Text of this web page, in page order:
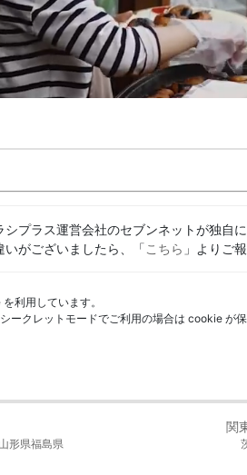
シプラス運営会社のセブンネットが独自
がございましたら、「こちら 」よりご
を利用しています。
ークレットモードでご利用の場合は cookie が
山形県福島県
関